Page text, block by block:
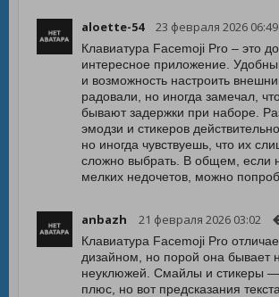
aloette-54 23 февраля 2026 06:49
Клавиатура Facemoji Pro – это
интересное приложение.
и возможность настроить
радовали, но иногда замечал,
бывают задержки при наборе.
эмодзи и стикеров
но иногда чувствуешь, что их
сложно выбрать. В общем, если
мелких недочетов, можно
anbazh 21 февраля 2026 03:02
Клавиатура Facemoji Pro
дизайном, но порой она бывает
неуклюжей. Смайлы и стикеры —
плюс, но вот предсказания